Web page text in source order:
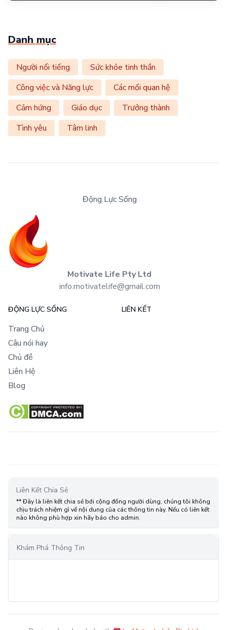
Danh mục
Người nổi tiếng
Sức khỏe tinh thần
Công việc và Năng lực
Các mối quan hệ
Cảm hứng
Giáo dục
Trưởng thành
Tình yêu
Tâm linh
Động Lực Sống
Motivate Life Pty Ltd
info.motivatelife@gmail.com
ĐỘNG LỰC SỐNG
Trang Chủ
Câu nói hay
Chủ đề
Liên Hệ
Blog
LIÊN KẾT
Liên Kết Chia Sẻ
** Đây là liên kết chia sẻ bới cộng đồng người dùng, chúng tôi không
chịu trách nhiệm gì về nội dung của các thông tin này. Nếu có liên kết
nào không phù hợp xin hãy báo cho admin.
Khám Phá Thông Tin